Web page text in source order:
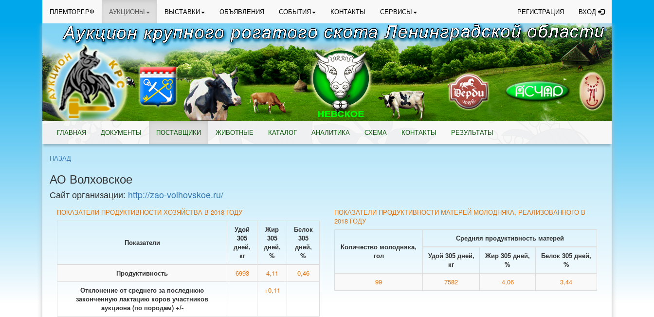
ПЛЕМТОРГ.РФ АУКЦИОНЫ ВЫСТАВКИ ОБЪЯВЛЕНИЯ СОБЫТИЯ КОНТАКТЫ СЕРВИСЫ РЕГИСТРАЦИЯ ВХОД
ГЛАВНАЯ ДОКУМЕНТЫ ПОСТАВЩИКИ ЖИВОТНЫЕ КАТАЛОГ АНАЛИТИКА СХЕМА КОНТАКТЫ РЕЗУЛЬТАТЫ
НАЗАД
АО Волховское
Сайт организации: http://zao-volhovskoe.ru/
ПОКАЗАТЕЛИ ПРОДУКТИВНОСТИ ХОЗЯЙСТВА В 2018 ГОДУ
Показатели
Удой
305
дней,
кг
Жир
305
дней,
%
Белок
305
дней,
%
Продуктивность
6993 4,11
0,46
Отклонение от среднего за последнюю
законченную лактацию коров участников
аукциона (по породам) +/-
+0,11
ПОКАЗАТЕЛИ ПРОДУКТИВНОСТИ МАТЕРЕЙ МОЛОДНЯКА, РЕАЛИЗОВАННОГО В
2018 ГОДУ
Количество молодняка,
гол
Средняя продуктивность матерей
Удой 305 дней,
кг
Жир 305 дней,
%
Белок 305 дней,
%
99
7582 4,06 3,44